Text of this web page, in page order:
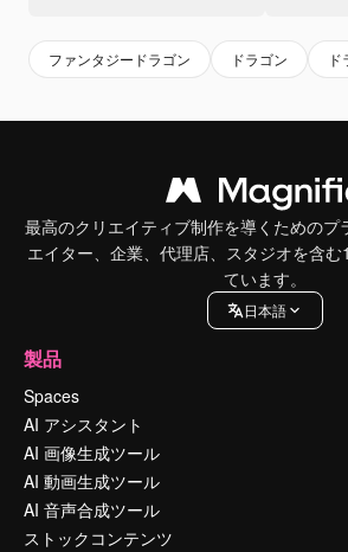
ファンタジードラゴン ドラゴン
最高のクリエイティブ制作を導くためのプ
エイター、企業、代理店、スタジオを含
ています。
日本語
製品
Spaces
AI アシスタント
AI 画像生成ツール
AI 動画生成ツール
AI 音声合成ツール
ストックコンテンツ